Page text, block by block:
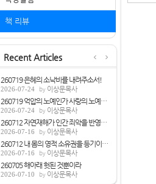
책 리뷰
Recent Articles
260719 은혜의 소낙비를 내려주소서!
2026-07-24 이상문목사
260719 억압의 노예인가 사랑의 노예인가(롬...
2026-07-24 이상문목사
260712 자연재해가 인간 죄악을 반영하는가?
2026-07-16 이상문목사
260712 내 몸의 영적 소유권을 등기이전하라...
2026-07-16 이상문목사
260705 해아래 헛된 것뿐이라
2026-07-10 이상문목사